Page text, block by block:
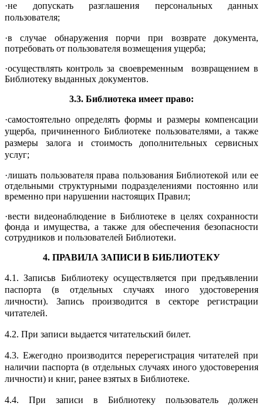
·не допускать разглашения персональных данных
пользователя;
·в случае обнаружения порчи при возврате документа,
потребовать от пользователя возмещения ущерба;
·осуществлять контроль за своевременным возвращением в
Библиотеку выданных документов.
3.3. Библиотека имеет право:
·самостоятельно определять формы и размеры компенсации
ущерба, причиненного Библиотеке пользователями, а также
размеры залога и стоимость дополнительных сервисных
услуг;
·лишать пользователя права пользования Библиотекой или ее
отдельными структурными подразделениями постоянно или
временно при нарушении настоящих Правил;
·вести видеонаблюдение в Библиотеке в целях сохранности
фонда и имущества, а также для обеспечения безопасности
сотрудников и пользователей Библиотеки.
4. ПРАВИЛА ЗАПИСИ В БИБЛИОТЕКУ
4.1. Записьв Библиотеку осуществляется при предъявлении
паспорта (в отдельных случаях иного удостоверения
личности). Запись производится в секторе регистрации
читателей.
4.2. При записи выдается читательский билет.
4.3. Ежегодно производится перерегистрация читателей при
наличии паспорта (в отдельных случаях иного удостоверения
личности) и книг, ранее взятых в Библиотеке.
4.4. При записи в Библиотеку пользователь должен